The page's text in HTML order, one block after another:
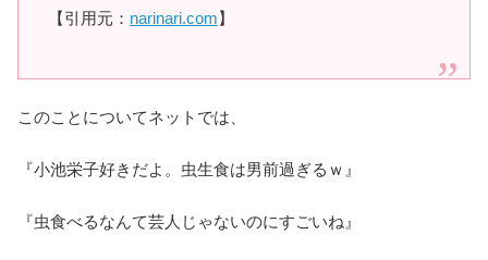
【引用元： narinari.com】
このことについてネットでは、
『小池栄子好きだよ。虫生食は男前過ぎるｗ』
『虫食べるなんて芸人じゃないのにすごいね』